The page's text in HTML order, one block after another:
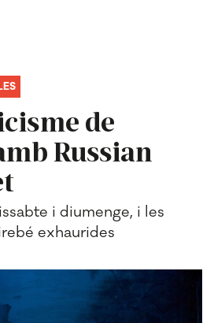
de
Russian
i diumenge, i les
exhaurides